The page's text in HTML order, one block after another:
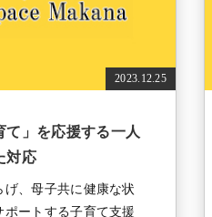
2023.12.25
て」を応援する一人
対応
、母子共に健康な状
ートする子育て支援